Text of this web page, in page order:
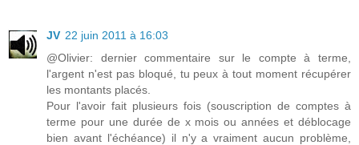
JV 22 juin 2011 à 16:03
@Olivier: dernier commentaire sur le compte à terme,
l'argent n'est pas bloqué, tu peux à tout moment récupérer
les montants placés.
Pour l'avoir fait plusieurs fois (souscription de comptes à
terme pour une durée de x mois ou années et déblocage
bien avant l'échéance) il n'y a vraiment aucun problème,